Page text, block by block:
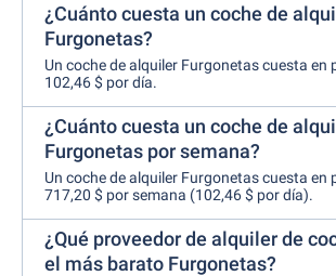
¿Cuánto cuesta un coche de
Furgonetas?
Un coche de alquiler Furgonetas cuesta en
102,46 $ por día.
¿Cuánto cuesta un coche de
Furgonetas por semana?
Un coche de alquiler Furgonetas cuesta en
717,20 $ por semana (102,46 $ por día).
¿Qué proveedor de alquiler de
el más barato Furgonetas?